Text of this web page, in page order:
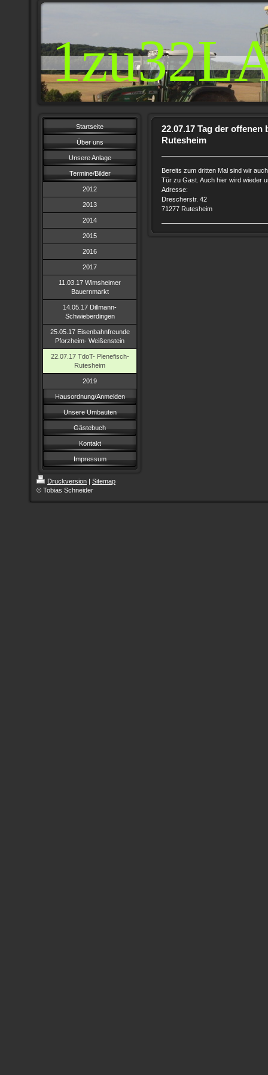
Startseite
Über uns
Unsere Anlage
Termine/Bilder
2012
2013
2014
2015
2016
2017
11.03.17 Wimsheimer
Bauernmarkt
14.05.17 Dillmann-
Schwieberdingen
25.05.17 Eisenbahnfreunde
Pforzheim- Weißenstein
22.07.17 TdoT- Plenefisch-
Rutesheim
2019
Hausordnung/Anmelden
Unsere Umbauten
Gästebuch
Kontakt
Impressum
22.07.17 Tag der
Rutesheim
Bereits zum dritten Mal sind wir
Tür zu Gast. Auch hier wird wieder
Adresse:
Drescherstr. 42
71277 Rutesheim
Druckversion | Sitemap
© Tobias Schneider